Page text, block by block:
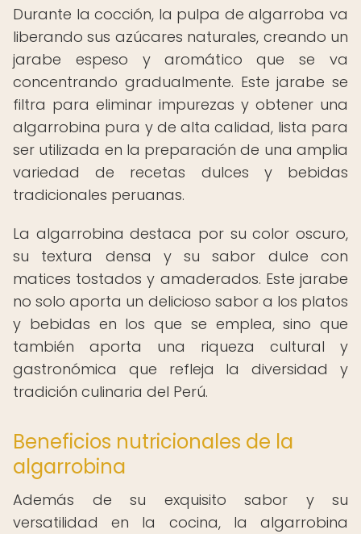
Durante la cocción, la pulpa de algarroba va
liberando sus azúcares naturales, creando un
jarabe espeso y aromático que se va
concentrando gradualmente. Este jarabe se
filtra para eliminar impurezas y obtener una
algarrobina pura y de alta calidad, lista para
ser utilizada en la preparación de una amplia
variedad de recetas dulces y bebidas
tradicionales peruanas.
La algarrobina destaca por su color oscuro,
su textura densa y su sabor dulce con
matices tostados y amaderados. Este jarabe
no solo aporta un delicioso sabor a los platos
y bebidas en los que se emplea, sino que
también aporta una riqueza cultural y
gastronómica que refleja la diversidad y
tradición culinaria del Perú.
Beneficios nutricionales de la
algarrobina
Además de su exquisito sabor y su
versatilidad en la cocina, la algarrobina